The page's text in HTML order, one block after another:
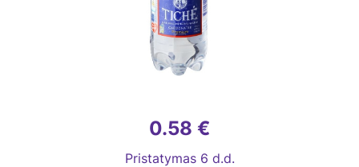
0.58 €
Pristatymas 6 d.d.